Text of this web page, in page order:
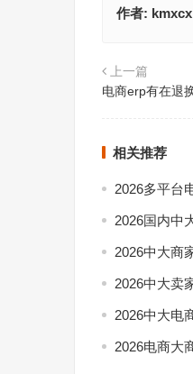
作者: kmxcx
上一篇
电商erp有在退
相关推荐
2026多平台
2026国内中
2026中大商
2026中大卖
2026中大电
2026电商大